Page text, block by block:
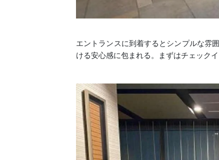
エントランスに到着するとシンプルな雰
ける安心感に包まれる。まずはチェック